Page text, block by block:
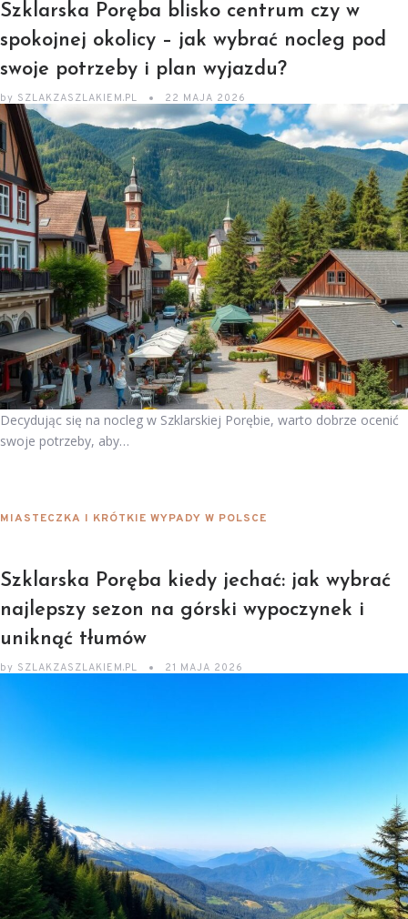
Szklarska Poręba blisko centrum czy w
spokojnej okolicy – jak wybrać nocleg pod
swoje potrzeby i plan wyjazdu?
by SZLAKZASZLAKIEM.PL 22 MAJA 2026
Decydując się na nocleg w Szklarskiej Porębie, warto dobrze ocenić
swoje potrzeby, aby…
MIASTECZKA I KRÓTKIE WYPADY W POLSCE
Szklarska Poręba kiedy jechać: jak wybrać
najlepszy sezon na górski wypoczynek i
uniknąć tłumów
by SZLAKZASZLAKIEM.PL 21 MAJA 2026